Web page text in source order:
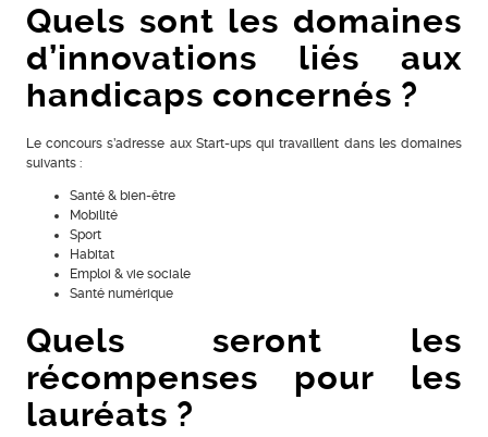
Quels sont les domaines
d’innovations liés aux
handicaps concernés ?
Le concours s’adresse aux Start-ups qui travaillent dans les domaines
suivants :
Santé & bien-être
Mobilité
Sport
Habitat
Emploi & vie sociale
Santé numérique
Quels seront les
récompenses pour les
lauréats ?